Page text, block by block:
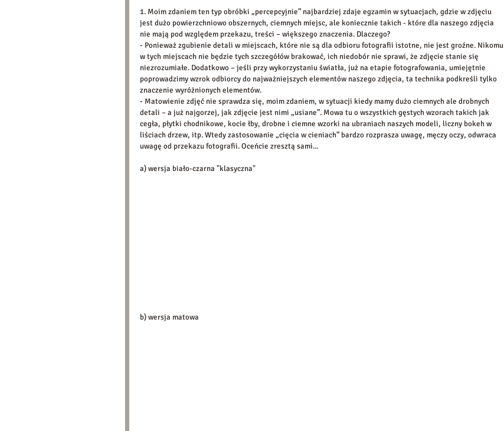
1. Moim zdaniem ten typ obróbki „percepcyjnie” najbardziej zdaje egzamin w sytuacjach, gdzie w zdjęciu
jest dużo powierzchniowo obszernych, ciemnych miejsc, ale koniecznie takich - które dla naszego zdjęcia
nie mają pod względem przekazu, treści – większego znaczenia. Dlaczego?
- Ponieważ zgubienie detali w miejscach, które nie są dla odbioru fotografii istotne, nie jest groźne. Nikomu
w tych miejscach nie będzie tych szczegółów brakować, ich niedobór nie sprawi, że zdjęcie stanie się
niezrozumiałe. Dodatkowo – jeśli przy wykorzystaniu światła, już na etapie fotografowania, umiejętnie
poprowadzimy wzrok odbiorcy do najważniejszych elementów naszego zdjęcia, ta technika podkreśli tylko
znaczenie wyróżnionych elementów.
- Matowienie zdjęć nie sprawdza się, moim zdaniem, w sytuacji kiedy mamy dużo ciemnych ale drobnych
detali – a już najgorzej, jak zdjęcie jest nimi „usiane”. Mowa tu o wszystkich gęstych wzorach takich jak
cegła, płytki chodnikowe, kocie łby, drobne i ciemne wzorki na ubraniach naszych modeli, liczny bokeh w
liściach drzew, itp. Wtedy zastosowanie „cięcia w cieniach” bardzo rozprasza uwagę, męczy oczy, odwraca
uwagę od przekazu fotografii. Oceńcie zresztą sami...
a) wersja biało-czarna "klasyczna"
b) wersja matowa